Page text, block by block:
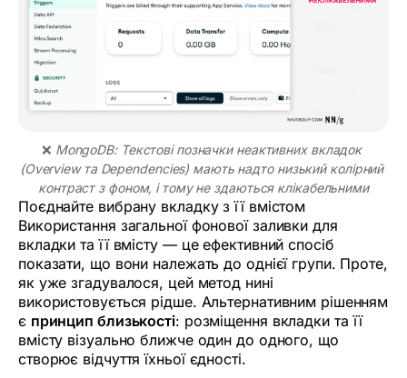
❌ MongoDB: Текстові позначки неактивних вкладок
(Overview та Dependencies) мають надто низький колірний
контраст з фоном, і тому не здаються клікабельними
Поєднайте вибрану вкладку з її вмістом
Використання загальної фонової заливки для
вкладки та її вмісту — це ефективний спосіб
показати, що вони належать до однієї групи. Проте,
як уже згадувалося, цей метод нині
використовується рідше. Альтернативним рішенням
є принцип близькості: розміщення вкладки та її
вмісту візуально ближче один до одного, що
створює відчуття їхньої єдності.